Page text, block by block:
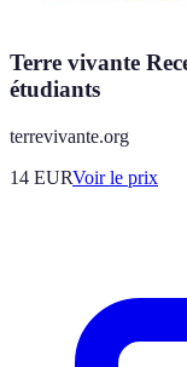
Terre vivante
étudiants
terrevivante.org
14 EURVoir le prix